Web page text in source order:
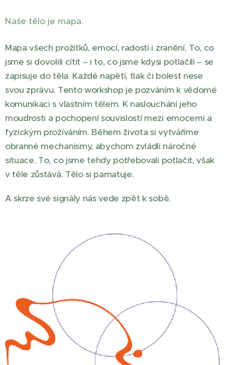
Naše tělo je mapa.
Mapa všech prožitků, emocí, radostí i zranění. To, co
jsme si dovolili cítit – i to, co jsme kdysi potlačili – se
zapisuje do těla. Každé napětí, tlak či bolest nese
svou zprávu. Tento workshop je pozváním k vědomé
komunikaci s vlastním tělem. K naslouchání jeho
moudrosti a pochopení souvislostí mezi emocemi a
fyzickým prožíváním. Během života si vytváříme
obranné mechanismy, abychom zvládli náročné
situace. To, co jsme tehdy potřebovali potlačit, však
v těle zůstává. Tělo si pamatuje.
A skrze své signály nás vede zpět k sobě.